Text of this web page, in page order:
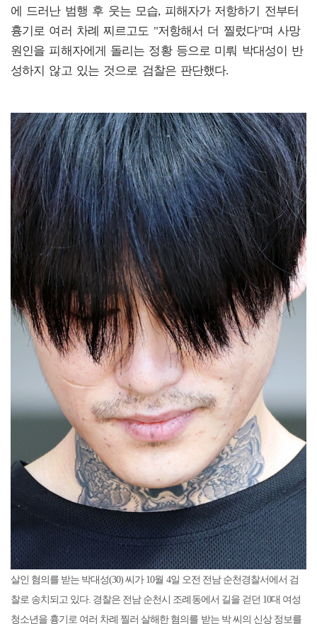
에 드러난 범행 후 웃는 모습, 피해자가 저항하기 전부터
흉기로 여러 차례 찌르고도 "저항해서 더 찔렀다"며 사망
원인을 피해자에게 돌리는 정황 등으로 미뤄 박대성이 반
성하지 않고 있는 것으로 검찰은 판단했다.
살인 혐의를 받는 박대성(30) 씨가 10월 4일 오전 전남 순천경찰서에서 검
찰로 송치되고 있다. 경찰은 전남 순천시 조례동에서 길을 걷던 10대 여성
청소년을 흉기로 여러 차례 찔러 살해한 혐의를 받는 박 씨의 신상 정보를